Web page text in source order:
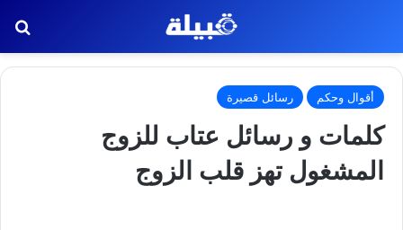
أقوال وحكم رسائل قصيرة
كلمات و رسائل عتاب للزوج
المشغول تهز قلب الزوج